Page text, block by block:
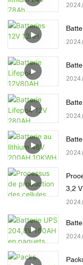
2024
2024
2024
2024
2024
3,2
2024
2024